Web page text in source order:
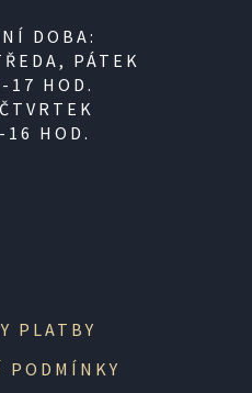
DOBA:
PÁTEK
HOD.
HOD.
PLATBY
PODMÍNKY